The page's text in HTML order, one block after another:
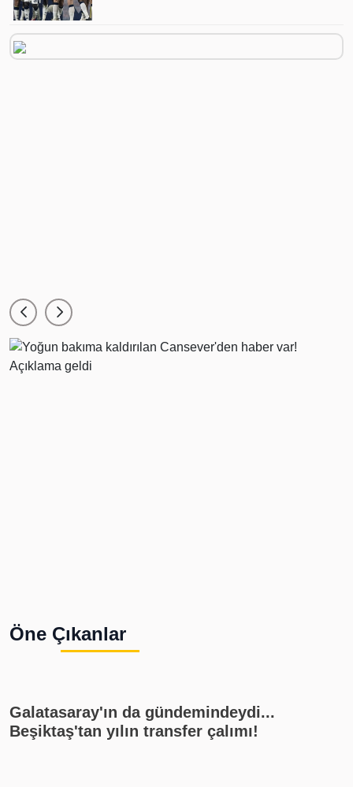
Öne Çıkanlar
Galatasaray'ın da gündemindeydi...
Beşiktaş'tan yılın transfer çalımı!